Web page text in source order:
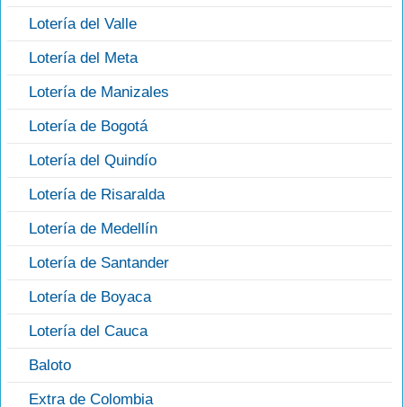
Lotería del Valle
Lotería del Meta
Lotería de Manizales
Lotería de Bogotá
Lotería del Quindío
Lotería de Risaralda
Lotería de Medellín
Lotería de Santander
Lotería de Boyaca
Lotería del Cauca
Baloto
Extra de Colombia